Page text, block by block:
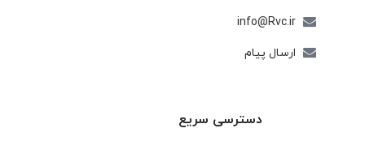
info@Rvc.ir
ارسال پیام
دسترسی سریع